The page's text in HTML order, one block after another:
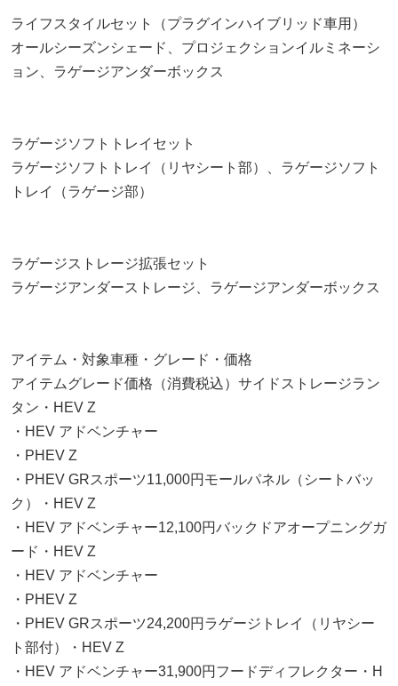
ライフスタイルセット（プラグインハイブリッド車用）
オールシーズンシェード、プロジェクションイルミネーシ
ョン、ラゲージアンダーボックス
ラゲージソフトトレイセット
ラゲージソフトトレイ（リヤシート部）、ラゲージソフト
トレイ（ラゲージ部）
ラゲージストレージ拡張セット
ラゲージアンダーストレージ、ラゲージアンダーボックス
アイテム・対象車種・グレード・価格
アイテムグレード価格（消費税込）サイドストレージラン
タン・HEV Z
・HEV アドベンチャー
・PHEV Z
・PHEV GRスポーツ11,000円モールパネル（シートバッ
ク）・HEV Z
・HEV アドベンチャー12,100円バックドアオープニングガ
ード・HEV Z
・HEV アドベンチャー
・PHEV Z
・PHEV GRスポーツ24,200円ラゲージトレイ（リヤシー
ト部付）・HEV Z
・HEV アドベンチャー31,900円フードディフレクター・H